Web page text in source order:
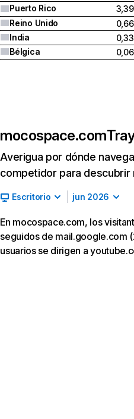
Puerto Rico
Reino Unido
India
Bélgica
mocospace.com
Averigua por dónde
competidor para descubrir
Escritorio jun 2026
En mocospace.com, los
seguidos de mail.google.com
usuarios se dirigen a